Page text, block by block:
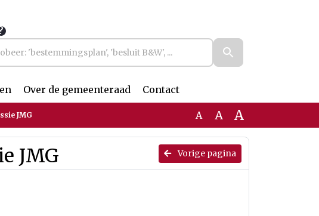
Over de gemeenteraad Contact
JMG A A A
Vorige pagina
JMG